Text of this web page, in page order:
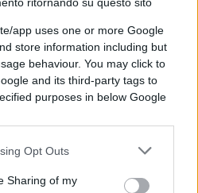
app uses one or more Google
store information including but
behaviour. You may click to
and its third-party tags to
purposes in below Google
Opt Outs
Sharing of my
soprattutto se
i primi giorni di
la Cina stava ancora
il dilagare del Covid